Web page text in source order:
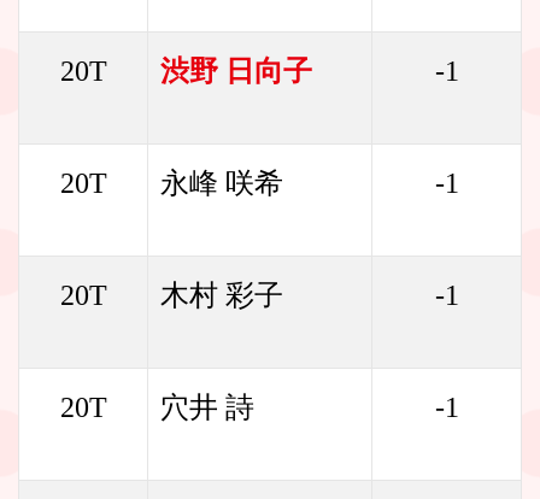
20T 渋野 日向子 -1
20T 永峰 咲希 -1
20T 木村 彩子 -1
20T 穴井 詩 -1